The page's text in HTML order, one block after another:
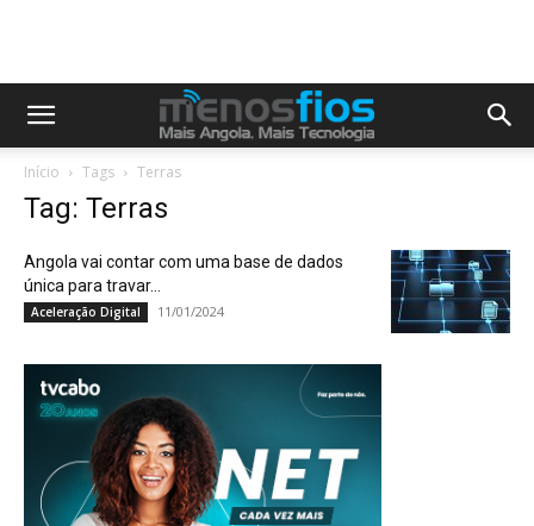
Início Tags Terras
Tag: Terras
Angola vai contar com uma base de dados
única para travar...
Aceleração Digital 11/01/2024